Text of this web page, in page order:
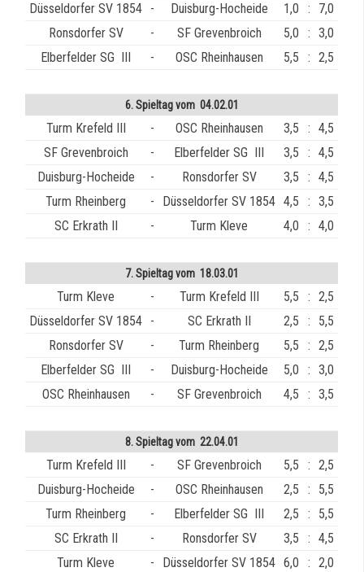
Düsseldorfer SV 1854 - Duisburg-Hocheide 1,0 :
7,0
Ronsdorfer SV
- SF Grevenbroich 5,0 : 3,0
Elberfelder SG III
- OSC Rheinhausen 5,5 : 2,5
6. Spieltag vom 04.02.01
Turm Krefeld III - OSC Rheinhausen 3,5 : 4,5
SF Grevenbroich
- Elberfelder SG III 3,5 : 4,5
Duisburg-Hocheide
- Ronsdorfer SV 3,5 : 4,5
Turm Rheinberg
- Düsseldorfer SV 1854 4,5 : 3,5
SC Erkrath II
- Turm Kleve 4,0 : 4,0
7. Spieltag vom 18.03.01
Turm Kleve - Turm Krefeld III 5,5 : 2,5
Düsseldorfer SV 1854 - SC Erkrath II 2,5 :
5,5
Ronsdorfer SV
- Turm Rheinberg 5,5 : 2,5
Elberfelder SG III
- Duisburg-Hocheide 5,0 : 3,0
OSC Rheinhausen
- SF Grevenbroich 4,5 : 3,5
8. Spieltag vom 22.04.01
Turm Krefeld III - SF Grevenbroich 5,5 : 2,5
Duisburg-Hocheide
- OSC Rheinhausen 2,5 :
5,5
Turm Rheinberg
- Elberfelder SG III 2,5 :
5,5
SC Erkrath II
- Ronsdorfer SV 3,5 : 4,5
Turm Kleve
- Düsseldorfer SV 1854 6,0 : 2,0